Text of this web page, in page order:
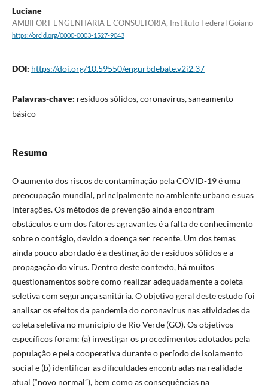
Luciane
AMBIFORT ENGENHARIA E CONSULTORIA, Instituto Federal Goiano
https://orcid.org/0000-0003-1527-9043
DOI: https://doi.org/10.59550/engurbdebate.v2i2.37
Palavras-chave: resíduos sólidos, coronavírus, saneamento
básico
Resumo
O aumento dos riscos de contaminação pela COVID-19 é uma
preocupação mundial, principalmente no ambiente urbano e suas
interações. Os métodos de prevenção ainda encontram
obstáculos e um dos fatores agravantes é a falta de conhecimento
sobre o contágio, devido a doença ser recente. Um dos temas
ainda pouco abordado é a destinação de resíduos sólidos e a
propagação do vírus. Dentro deste contexto, há muitos
questionamentos sobre como realizar adequadamente a coleta
seletiva com segurança sanitária. O objetivo geral deste estudo foi
analisar os efeitos da pandemia do coronavírus nas atividades da
coleta seletiva no município de Rio Verde (GO). Os objetivos
específicos foram: (a) investigar os procedimentos adotados pela
população e pela cooperativa durante o período de isolamento
social e (b) identificar as dificuldades encontradas na realidade
atual (“novo normal”), bem como as consequências na